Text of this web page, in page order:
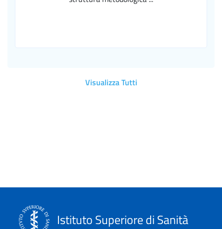
Visualizza Tutti
Istituto Superiore di Sanità